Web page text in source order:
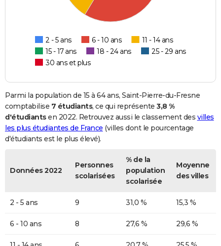
2 - 5 ans 6 - 10 ans
11 - 14 ans
15 - 17 ans
18 - 24 ans
25 - 29 ans
30 ans et plus
Parmi la population de 15 à 64 ans, Saint-Pierre-du-Fresne
comptabilise 7 étudiants, ce qui représente 3,8 %
d'étudiantsen 2022. Retrouvez aussi le classement des villes
les plus étudiantes de France (villes dont le pourcentage
d'étudiants est le plus élevé).
Données 2022
Personnes
scolarisées
% de la
population
scolarisée
Moyenne
des villes
2 - 5 ans 9 31,0 % 15,3 %
6 - 10 ans 8 27,6 % 29,6 %